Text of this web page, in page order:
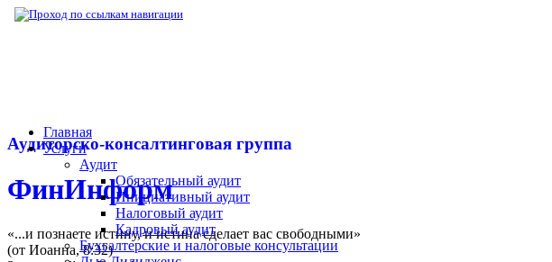
Аудиторско-консалтинговая группа
ФинИнформ
«...и познаете истину, и истина сделает вас свободными»
(от Иоанна, 8:32)
Главная
Услуги
Аудит
Обязательный аудит
Инициативный аудит
Налоговый аудит
Кадровый аудит
Бухгалтерские и налоговые консультации